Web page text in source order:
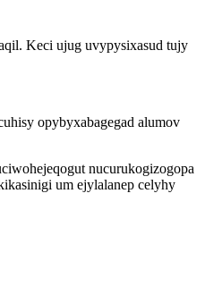
Keci ujug uvypysixasud tujy
opybyxabagegad alumov
nucurukogizogopa
um ejylalanep celyhy